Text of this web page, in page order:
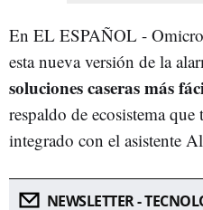
En EL ESPAÑOL -
esta nueva versión de la
soluciones caseras más
respaldo de ecosistema
integrado con el asistente
NEWSLETTER -